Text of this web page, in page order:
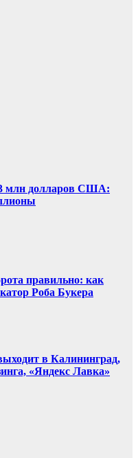
млн долларов США:
правильно: как
Роба Букера
в Калининград,
«Яндекс Лавка»